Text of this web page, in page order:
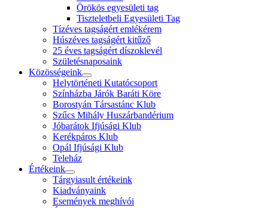
Örökös egyesületi tag
Tiszteletbeli Egyesületi Tag
Tízéves tagságért emlékérem
Húszéves tagságért kitűző
25 éves tagságért díszoklevél
Születésnaposaink
Közösségeink
Helytörténeti Kutatócsoport
Színházba Járók Baráti Köre
Borostyán Társastánc Klub
Szűcs Mihály Huszárbandérium
Jóbarátok Ifjúsági Klub
Kerékpáros Klub
Opál Ifjúsági Klub
Teleház
Értékeink
Tárgyiasult értékeink
Kiadványaink
Események meghívói